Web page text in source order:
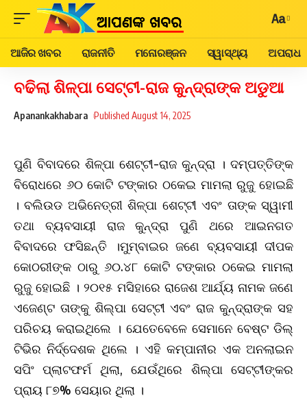
Aa
ଆଜିର ଖବର ରାଜନୀତି ମନୋରଞ୍ଜନ ସ୍ୱାସ୍ଥ୍ୟ ଅପରାଧ
ବଢିଲା ଶିଳ୍ପା ସେଟ୍ଟୀ-ରାଜ କୁନ୍ଦ୍ରାଙ୍କ ଅଡୁଆ
Apanankakhabara Published August 14, 2025
ପୁଣି ବିବାଦରେ ଶିଳ୍ପା ଶେଟ୍ଟୀ-ରାଜ କୁନ୍ଦ୍ରା । ଦମ୍ପତ୍ତିଙ୍କ
ବିରୋଧରେ ୬୦ କୋଟି ଟଙ୍କାର ଠକେଇ ମାମଲା ରୁଜୁ ହୋଇଛି
। ବଲିଉଡ ଅଭିନେତ୍ରୀ ଶିଳ୍ପା ଶେଟ୍ଟୀ ଏବଂ ତାଙ୍କ ସ୍ୱାମୀ
ତଥା ବ୍ୟବସାୟୀ ରାଜ କୁନ୍ଦ୍ରା ପୁଣି ଥରେ ଆଇନଗତ
ବିବାଦରେ ଫସିଛନ୍ତି ।ମୁମ୍ବାଇର ଜଣେ ବ୍ୟବସାୟୀ ଦୀପକ
କୋଠରୀଙ୍କ ଠାରୁ ୬୦.୪୮ କୋଟି ଟଙ୍କାର ଠକେଇ ମାମଲା
ରୁଜୁ ହୋଇଛି । ୨୦୧୫ ମସିହାରେ ରାଜେଶ ଆର୍ଯ୍ୟ ନାମକ ଜଣେ
ଏଜେଣ୍ଟ ତାଙ୍କୁ ଶିଲ୍ପା ସେଟ୍ଟୀ ଏବଂ ରାଜ କୁନ୍ଦ୍ରାଙ୍କ ସହ
ପରିଚୟ କରାଇଥିଲେ । ଯେତେବେଳେ ସେମାନେ ବେଷ୍ଟ ଡିଲ୍
ଟିଭିର ନିର୍ଦ୍ଦେଶକ ଥିଲେ । ଏହି କମ୍ପାନୀର ଏକ ଅନଲାଇନ
ସପିଂ ପ୍ଲାଟଫର୍ମ ଥିଲା, ଯେଉଁଥିରେ ଶିଲ୍ପା ସେଟ୍ଟୀଙ୍କର
ପ୍ରାୟ ୮୭% ସେୟାର ଥିଲା ।